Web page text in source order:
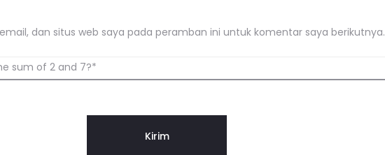
dan situs web saya pada peramban ini untuk komentar saya berikutnya.
sum of 2 and 7?*